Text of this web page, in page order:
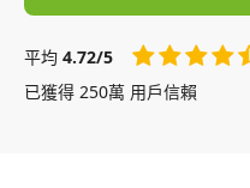
平均 4.72/5
已獲得 250萬 用戶信賴